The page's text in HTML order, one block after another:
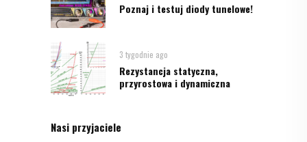
Poznaj i testuj diody tunelowe!
3 tygodnie ago
Rezystancja statyczna,
przyrostowa i dynamiczna
Nasi przyjaciele